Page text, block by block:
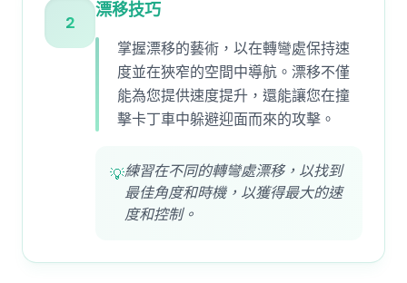
2
漂移技巧
掌握漂移的藝術，以在轉彎處保持速
度並在狹窄的空間中導航。漂移不僅
能為您提供速度提升，還能讓您在撞
擊卡丁車中躲避迎面而來的攻擊。
💡練習在不同的轉彎處漂移，以找到
最佳角度和時機，以獲得最大的速
度和控制。